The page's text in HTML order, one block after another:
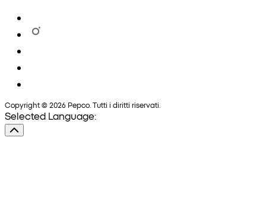
Copyright © 2026 Pepco. Tutti i diritti riservati.
Selected Language: